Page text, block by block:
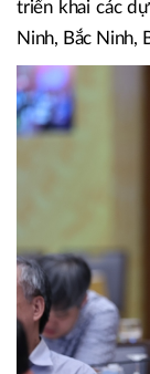
33/NQ-CP
tín dụng theo
Chương trình
Thủ tướng đánh
triển khai các
Ninh, Bắc Ninh,